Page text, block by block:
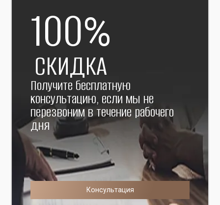
100%
СКИДКА
Получите бесплатную
консультацию, если мы не
перезвоним в течение рабочего
дня
Консультация